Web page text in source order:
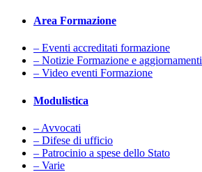
Area Formazione
– Eventi accreditati formazione
– Notizie Formazione e aggiornamenti
– Video eventi Formazione
Modulistica
– Avvocati
– Difese di ufficio
– Patrocinio a spese dello Stato
– Varie